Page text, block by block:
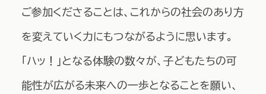
ご参加くださることは、これからの社会のあり方
を変えていく力にもつながるように思います。
「ハッ！」となる体験の数々が、子どもたちの可
能性が広がる未来への一歩となることを願い、